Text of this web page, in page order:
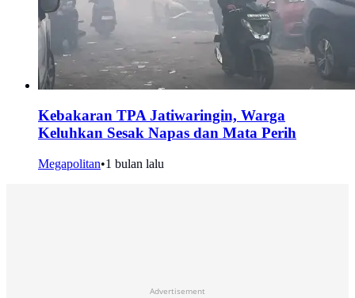
Kebakaran TPA Jatiwaringin, Warga
Keluhkan Sesak Napas dan Mata Perih
Megapolitan•1 bulan lalu
Advertisement